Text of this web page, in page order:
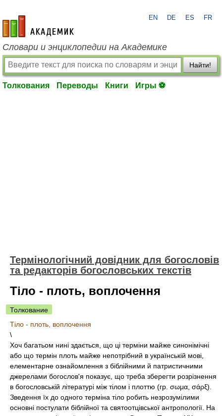
academic.ru
EN DE ES FR
Словари и энциклопедии на Академике
Найти!
Толкования Переводы Книги Игры ⚽
Термінологічний довідник для богословів
та редакторів богословських текстів
Тіло - плоть, воплочення
Толкование
Тіло - плоть, воплочення
\
Хоч багатьом нині здається, що ці терміни майже синонімічні
або що термін плоть майже непотрібний в українській мові,
елементарне ознайомлення з біблійними й патристичними
джерелами богослов'я показує, що треба зберегти розрізнення
в богословській літературі між тілом і плоттю (гр. σωμα, σάρξ).
Зведення їх до одного терміна тіло робить незрозумілими
основні постулати біблійної та святоотцівської антропології. На